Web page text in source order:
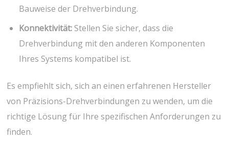
Bauweise der Drehverbindung.
Konnektivität: Stellen Sie sicher, dass die
Drehverbindung mit den anderen Komponenten
Ihres Systems kompatibel ist.
Es empfiehlt sich, sich an einen erfahrenen Hersteller
von Präzisions-Drehverbindungen zu wenden, um die
richtige Lösung für Ihre spezifischen Anforderungen zu
finden.